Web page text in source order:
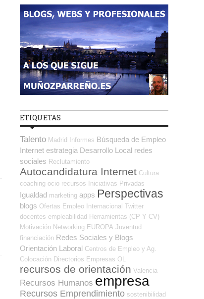
ETIQUETAS
Talento Madrid Informes Búsqueda de Empleo
Internet estrategia Desarrollo Local redes
sociales Reclutamiento
Autocandidatura Internet Cultura
coaching ocio recursos Iniciativas Privadas
Igualdad marketing apps Perspectivas
blogs Ofertas Empleo Internacional Twitter
docentes empleabilidad Herramientas (CP Y CV)
Motivación Networking EUROPA Juventud
financiación Redes Sociales y Blogs
Orientación Laboral Centros de Empleo y Ag.
Colocación Directorios Empresas OL
recursos de orientación Valencia
Recursos Humanos empresa
Recursos Emprendimiento sostenibilidad